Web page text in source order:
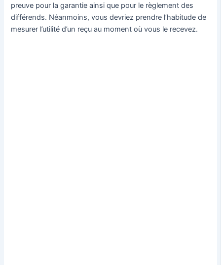
preuve pour la garantie ainsi que pour le règlement des
différends. Néanmoins, vous devriez prendre l’habitude de
mesurer l’utilité d’un reçu au moment où vous le recevez.